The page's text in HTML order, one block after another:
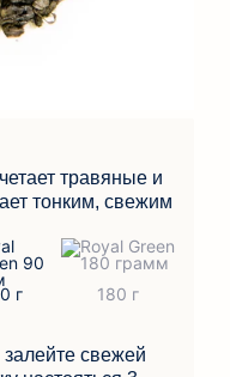
травяные и
тонким, свежим
свежей